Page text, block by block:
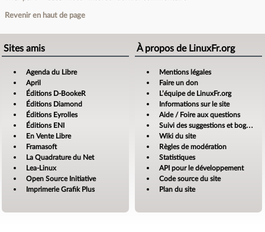
Revenir en haut de page
Sites amis
Agenda du Libre
April
Éditions D-BookeR
Éditions Diamond
Éditions Eyrolles
Éditions ENI
En Vente Libre
Framasoft
La Quadrature du Net
Lea-Linux
Open Source Initiative
Imprimerie Grafik Plus
À propos de LinuxFr.org
Mentions légales
Faire un don
L’équipe de LinuxFr.org
Informations sur le site
Aide / Foire aux questions
Suivi des suggestions et bogues
Wiki du site
Règles de modération
Statistiques
API pour le développement
Code source du site
Plan du site